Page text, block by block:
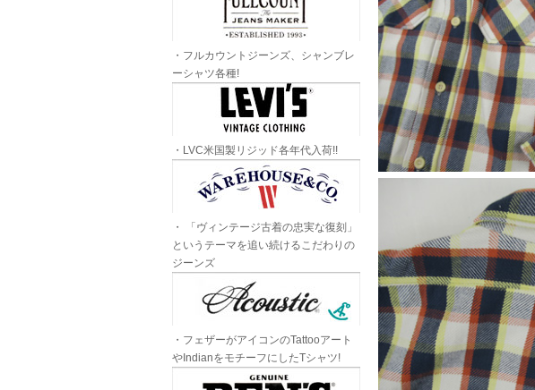
・フルカウントジーンズ、シャンブレ
ーシャツ各種!
・LVC米国製リジッド各年代入荷!!
・ 「ヴィンテージ古着の忠実な復刻」
というテーマを追い続けるこだわりの
ジーンズ
・フェザーがアイコンのTattooアート
やIndianをモチーフにしたTシャツ!